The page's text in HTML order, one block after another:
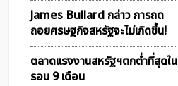
James Bullard กล่าว การถด
ถอยศรษฐกิจสหรัฐจะไม่เกิดขึ้น!
ตลาดเเรงงานสหรัฐฯตกต่ำที่สุดใน
รอบ 9 เดือน